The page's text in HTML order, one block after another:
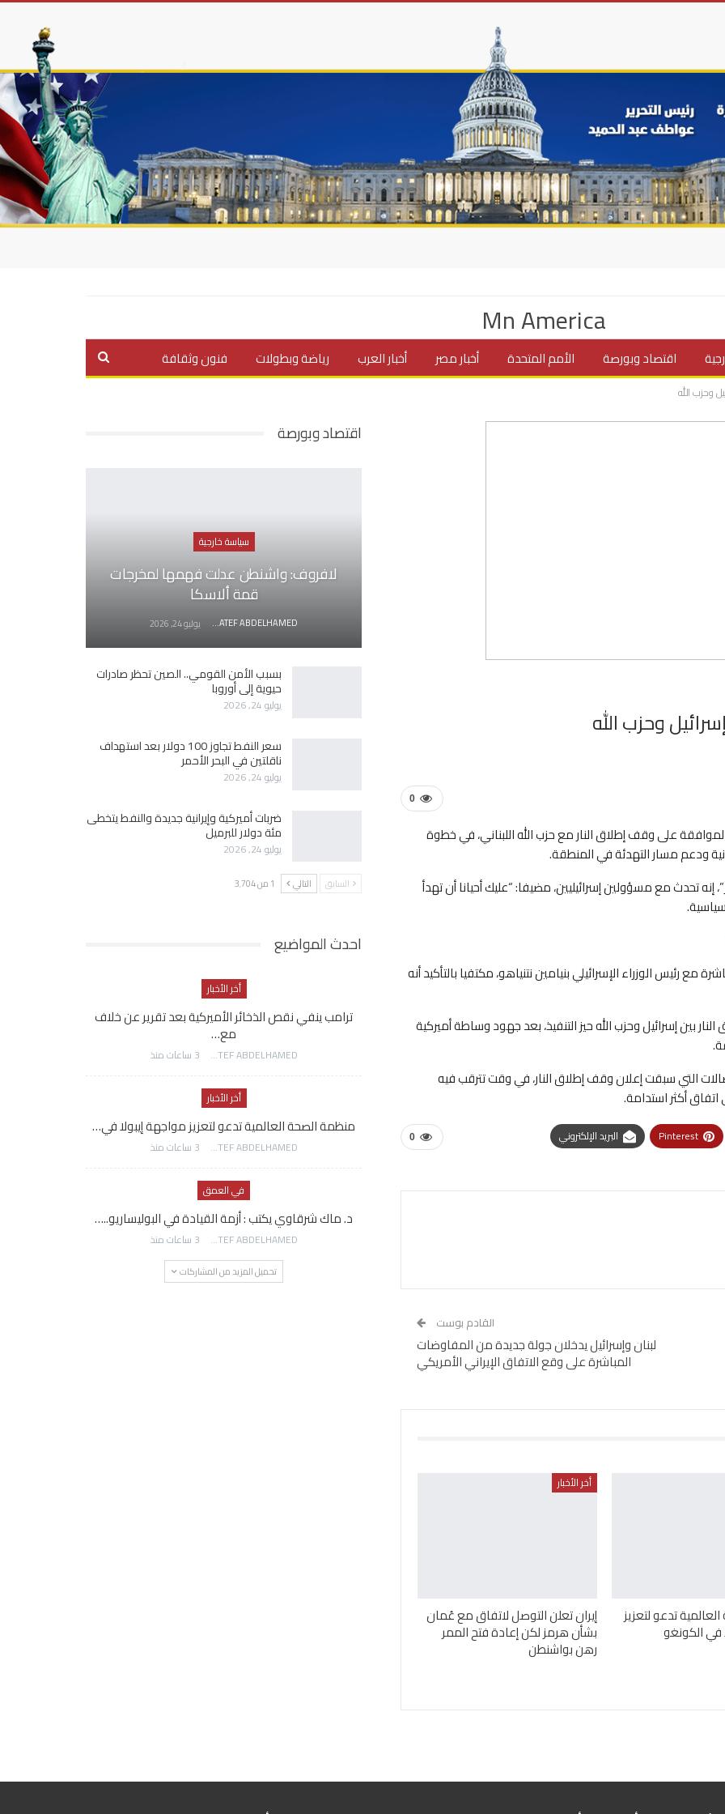
Mn America
اقتصاد وبورصة الأمم المتحدة أخبار مصر أخبار العرب رياضة وبطولات
فنون وثقافة
المنح الدراسية
وحزب الله
وحزب الله
0
على وقف إطلاق النار مع حزب الله اللبناني، في خطوة
ودعم مسار التهدئة في المنطقة.
تحدث مع مسؤولين إسرائيليين، مضيفا: “عليك أحيانا أن تهدأ
رئيس الوزراء الإسرائيلي بنيامين نتنياهو، مكتفيا بالتأكيد أنه
بين إسرائيل وحزب الله حيز التنفيذ، بعد جهود وساطة أميركية
التي سبقت إعلان وقف إطلاق النار، في وقت تترقب فيه
أكثر استدامة.
0 Pinterest البريد الإلكتروني
القادم بوست
لبنان وإسرائيل يدخلان جولة جديدة من المفاوضات
المباشرة على وقع الاتفاق الإيراني الأمريكي
تدعو لتعزيز
في الكونغو
أخر الأخبار
إيران تعلن التوصل لاتفاق مع عُمان
بشأن هرمز لكن إعادة فتح الممر
رهن بواشنطن
اقتصاد وبورصة
سياسة خارجية
لافروف: واشنطن عدلت فهمها لمخرجات
قمة ألاسكا
AWATEF ABDELHAMED يوليو 24, 2026
بسبب الأمن القومي.. الصين تحظر صادرات
حيوية إلى أوروبا
يوليو 24, 2026
سعر النفط تجاوز 100 دولار بعد استهداف
ناقلتين في البحر الأحمر
يوليو 24, 2026
ضربات أميركية وإيرانية جديدة والنفط يتخطى
مئة دولار للبرميل
يوليو 24, 2026
السابق التالي 1 من 3٬704
احدث المواضيع
أخر الأخبار
ترامب ينفي نقص الذخائر الأميركية بعد تقرير عن خلاف
مع…
AWATEF ABDELHAMED 3 ساعات منذ
أخر الأخبار
منظمة الصحة العالمية تدعو لتعزيز مواجهة إيبولا في…
AWATEF ABDELHAMED 3 ساعات منذ
في العمق
د. ماك شرقاوي يكتب : أزمة القيادة في البوليساريو..…
AWATEF ABDELHAMED 3 ساعات منذ
تحميل المزيد من المشاركات